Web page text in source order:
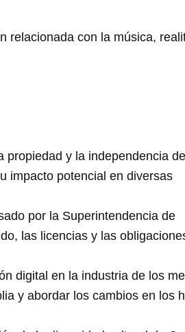
relacionada con la música,
propiedad y la independencia
impacto potencial en diversas
por la Superintendencia de
las licencias y las
digital en la industria de los
y abordar los cambios en los